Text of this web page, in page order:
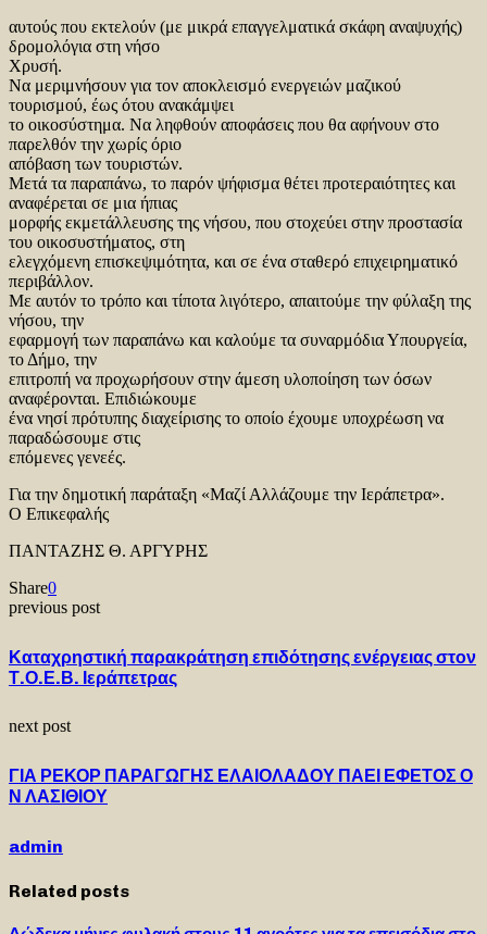
αυτούς που εκτελούν (με μικρά επαγγελματικά σκάφη αναψυχής)
δρομολόγια στη νήσο
Χρυσή.
Να μεριμνήσουν για τον αποκλεισμό ενεργειών μαζικού
τουρισμού, έως ότου ανακάμψει
το οικοσύστημα. Να ληφθούν αποφάσεις που θα αφήνουν στο
παρελθόν την χωρίς όριο
απόβαση των τουριστών.
Μετά τα παραπάνω, το παρόν ψήφισμα θέτει προτεραιότητες και
αναφέρεται σε μια ήπιας
μορφής εκμετάλλευσης της νήσου, που στοχεύει στην προστασία
του οικοσυστήματος, στη
ελεγχόμενη επισκεψιμότητα, και σε ένα σταθερό επιχειρηματικό
περιβάλλον.
Με αυτόν το τρόπο και τίποτα λιγότερο, απαιτούμε την φύλαξη της
νήσου, την
εφαρμογή των παραπάνω και καλούμε τα συναρμόδια Υπουργεία,
το Δήμο, την
επιτροπή να προχωρήσουν στην άμεση υλοποίηση των όσων
αναφέρονται. Επιδιώκουμε
ένα νησί πρότυπης διαχείρισης το οποίο έχουμε υποχρέωση να
παραδώσουμε στις
επόμενες γενεές.
Για την δημοτική παράταξη «Μαζί Αλλάζουμε την Ιεράπετρα».
Ο Επικεφαλής
ΠΑΝΤΑΖΗΣ Θ. ΑΡΓΥΡΗΣ
Share0
previous post
Καταχρηστική παρακράτηση επιδότησης ενέργειας στον
Τ.Ο.Ε.Β. Ιεράπετρας
next post
ΓΙΑ ΡΕΚΟΡ ΠΑΡΑΓΩΓΗΣ ΕΛΑΙΟΛΑΔΟΥ ΠΑΕΙ ΕΦΕΤΟΣ Ο
Ν ΛΑΣΙΘΙΟΥ
admin
Related posts